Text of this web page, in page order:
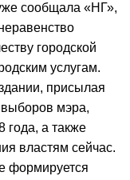
сообщала «НГ»,
городской
услугам.
присылая
мэра,
года, а также
властям сейчас.
формируется